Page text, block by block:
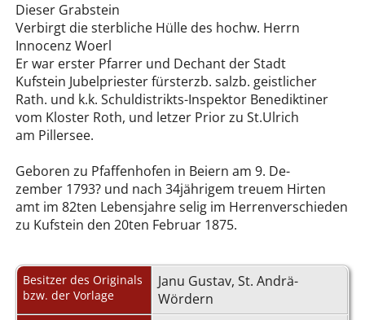
Dieser Grabstein
Verbirgt die sterbliche Hülle des hochw. Herrn
Innocenz Woerl
Er war erster Pfarrer und Dechant der Stadt
Kufstein Jubelpriester fürsterzb. salzb. geistlicher
Rath. und k.k. Schuldistrikts-Inspektor Benediktiner
vom Kloster Roth, und letzer Prior zu St.Ulrich
am Pillersee.
Geboren zu Pfaffenhofen in Beiern am 9. De-
zember 1793? und nach 34jährigem treuem Hirten
amt im 82ten Lebensjahre selig im Herrenverschieden
zu Kufstein den 20ten Februar 1875.
Besitzer des Originals
bzw. der Vorlage
Janu Gustav, St. Andrä-
Wördern